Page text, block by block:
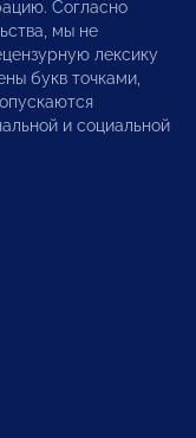
Согласно
мы не
лексику
букв точками,
и социальной